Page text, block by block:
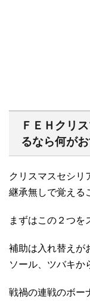
ＦＥＨクリ
るなら何が
クリスマスセシリ
継承無しで覚える
まずはこの２つを
補助は入れ替えが
ソール、ツバキか
戦禍の連戦のボー